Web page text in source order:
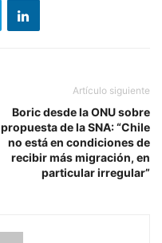
Artículo siguiente
Boric desde la ONU sobre
propuesta de la SNA: “Chile
no está en condiciones de
recibir más migración, en
particular irregular”